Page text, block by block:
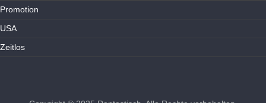
Promotion
USA
Zeitlos